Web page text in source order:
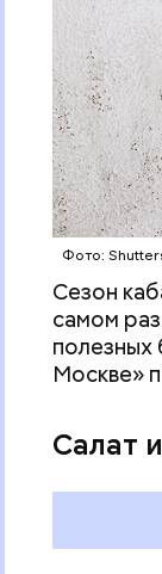
Фото:
Сезон
самом
полезных
Москве»
Салат
кожи;
плода.
ряда
— В